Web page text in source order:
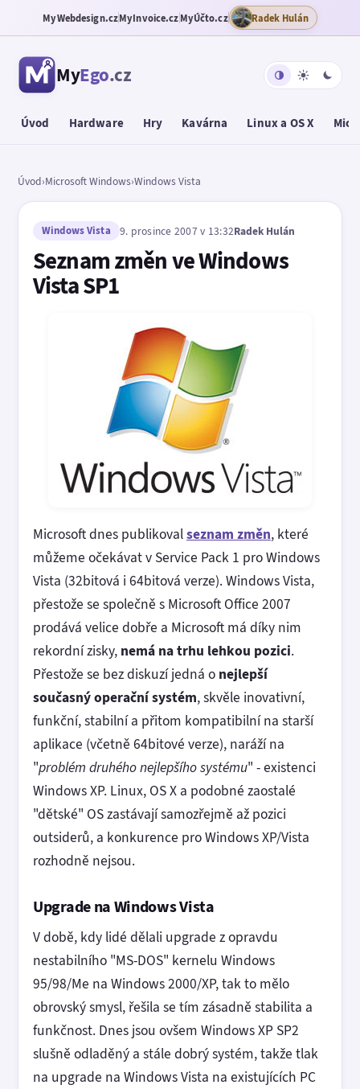
MyWebdesign.czMyInvoice.czMyÚčto.cz Radek Hulán
MyEgo.cz
Úvod Hardware Hry Kavárna Linux a OS X
Úvod›Microsoft Windows›Windows Vista
Windows Vista 9. prosince 2007 v 13:32Radek Hulán
Seznam změn ve Windows
Vista SP1
Microsoft dnes publikovalseznam změn, které
můžeme očekávat v Service Pack 1 pro Windows
Vista (32bitová i 64bitová verze). Windows Vista,
přestože se společně s Microsoft Office 2007
prodává velice dobře a Microsoft má díky nim
rekordní zisky, nemá na trhu lehkou pozici.
Přestože se bez diskuzí jedná o nejlepší
současný operační systém, skvěle inovativní,
funkční, stabilní a přitom kompatibilní na starší
aplikace (včetně 64bitové verze), naráží na
"problém druhého nejlepšího systému" - existenci
Windows XP. Linux, OS X a podobné zaostalé
"dětské" OS zastávají samozřejmě až pozici
outsiderů, a konkurence pro Windows XP/Vista
rozhodně nejsou.
Upgrade na Windows Vista
V době, kdy lidé dělali upgrade z opravdu
nestabilního "MS-DOS" kernelu Windows
95/98/Me na Windows 2000/XP, tak to mělo
obrovský smysl, řešila se tím zásadně stabilita a
funkčnost. Dnes jsou ovšem Windows XP SP2
slušně odladěný a stále dobrý systém, takže tlak
na upgrade na Windows Vista na existujících PC